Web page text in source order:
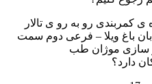
کمربندی رو به رو ی تالار
باغ ویلا – فرعی دوم سمت
دارد؟